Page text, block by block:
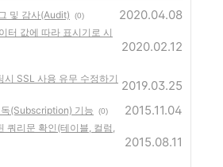
및 감사(Audit) (0) 2020.04.08
터 값에 따라 표시기로 시
2020.02.12
SSL 사용 유무 수정하기 2019.03.25
(Subscription) 기능 (0) 2015.11.04
쿼리문 확인(테이블, 컬럼,
2015.08.11